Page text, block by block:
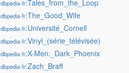
dbpedia-fr:Tales_from_the_Loop
dbpedia-fr:The_Good_Wife
dbpedia-fr:Université_Cornell
dbpedia-fr:Vinyl_(série_télévisée)
dbpedia-fr:X-Men:_Dark_Phoenix
dbpedia-fr:Zach_Braff